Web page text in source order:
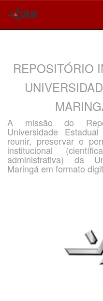
REPOSITÓRIO
A missão do
Universidade
reunir, preservar e
institucional
administrativa) da
Maringá em formato